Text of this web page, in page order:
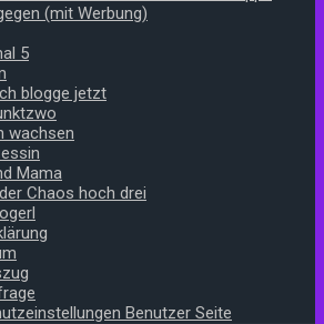
(mit Werbung)
5
blogge jetzt
wachsen
Mama
Chaos hoch drei
Benutzer Seite